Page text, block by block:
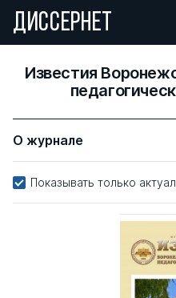
ДИССЕРНЕТ
Известия
О журнале
Показывать только